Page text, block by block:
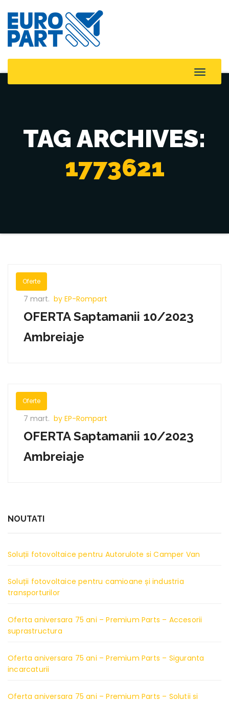
Toggle
TAG ARCHIVES:
1773621
Oferte
7 mart. by EP-Rompart
OFERTA Saptamanii 10/2023
Ambreiaje
Oferte
7 mart. by EP-Rompart
OFERTA Saptamanii 10/2023
Ambreiaje
NOUTATI
Soluții fotovoltaice pentru Autorulote si Camper Van
Soluții fotovoltaice pentru camioane și industria
transporturilor
Oferta aniversara 75 ani – Premium Parts – Accesorii
suprastructura
Oferta aniversara 75 ani – Premium Parts – Siguranta
incarcaturii
Oferta aniversara 75 ani – Premium Parts – Solutii si